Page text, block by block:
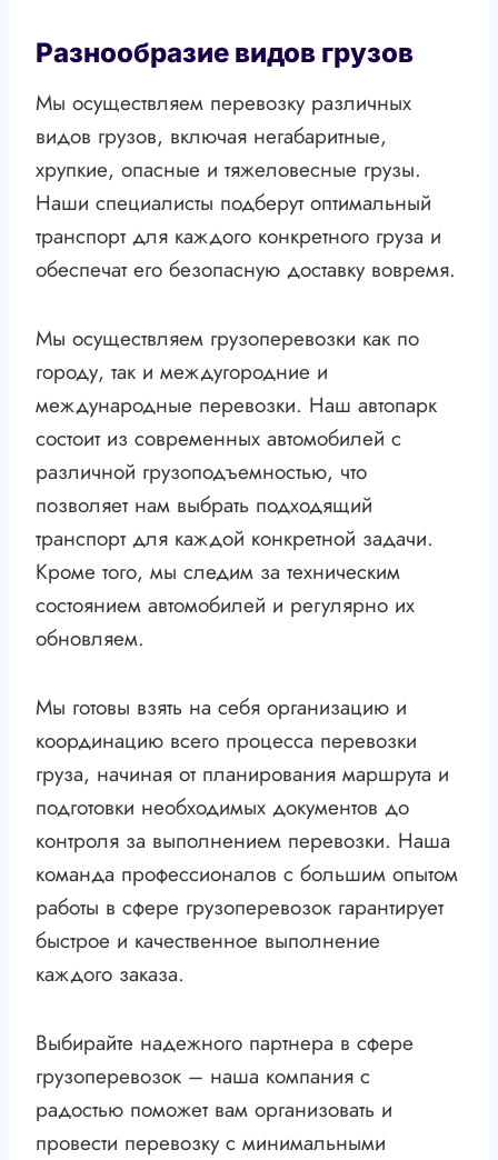
Разнообразие видов грузов
Мы осуществляем перевозку различных
видов грузов, включая негабаритные,
хрупкие, опасные и тяжеловесные грузы.
Наши специалисты подберут оптимальный
транспорт для каждого конкретного груза и
обеспечат его безопасную доставку вовремя.
Мы осуществляем грузоперевозки как по
городу, так и междугородние и
международные перевозки. Наш автопарк
состоит из современных автомобилей с
различной грузоподъемностью, что
позволяет нам выбрать подходящий
транспорт для каждой конкретной задачи.
Кроме того, мы следим за техническим
состоянием автомобилей и регулярно их
обновляем.
Мы готовы взять на себя организацию и
координацию всего процесса перевозки
груза, начиная от планирования маршрута и
подготовки необходимых документов до
контроля за выполнением перевозки. Наша
команда профессионалов с большим опытом
работы в сфере грузоперевозок гарантирует
быстрое и качественное выполнение
каждого заказа.
Выбирайте надежного партнера в сфере
грузоперевозок – наша компания с
радостью поможет вам организовать и
провести перевозку с минимальными